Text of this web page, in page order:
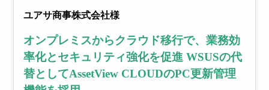
ユアサ商事株式会社様
オンプレミスからクラウド移行で、業務効
率化とセキュリティ強化を促進 WSUSの代
替としてAssetView CLOUDのPC更新管理